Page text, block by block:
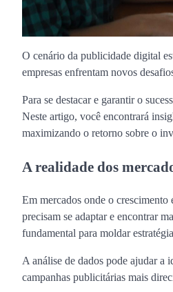
O cenário da publicidade digital
empresas enfrentam novos
Para se destacar e garantir o
Neste artigo, você encontrará
maximizando o retorno sobre o
A realidade dos
Em mercados onde o crescimento
precisam se adaptar e encontrar
fundamental para moldar
A análise de dados pode ajudar a
campanhas publicitárias mais